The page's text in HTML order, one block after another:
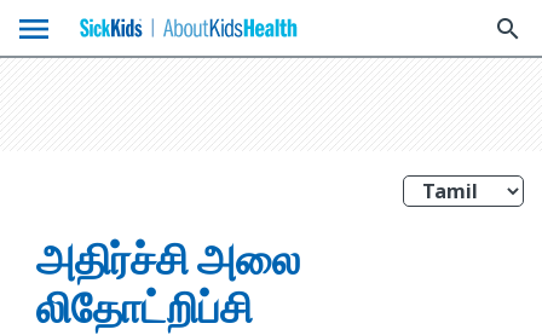
menu search
அதிர்ச்சி அலை
லிதோட்றிப்சி